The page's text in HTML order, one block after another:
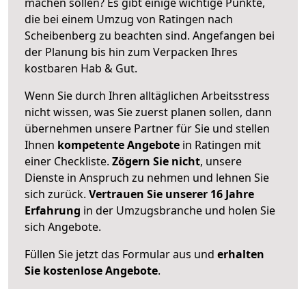
die bei einem Umzug von Ratingen nach
Scheibenberg zu beachten sind. Angefangen bei
der Planung bis hin zum Verpacken Ihres
kostbaren Hab & Gut.
Wenn Sie durch Ihren alltäglichen Arbeitsstress
nicht wissen, was Sie zuerst planen sollen, dann
übernehmen unsere Partner für Sie und stellen
Ihnen kompetente Angebote in Ratingen mit
einer Checkliste. Zögern Sie nicht, unsere
Dienste in Anspruch zu nehmen und lehnen Sie
sich zurück. Vertrauen Sie unserer 16 Jahre
Erfahrung in der Umzugsbranche und holen Sie
sich Angebote.
Füllen Sie jetzt das Formular aus und erhalten
Sie kostenlose Angebote.